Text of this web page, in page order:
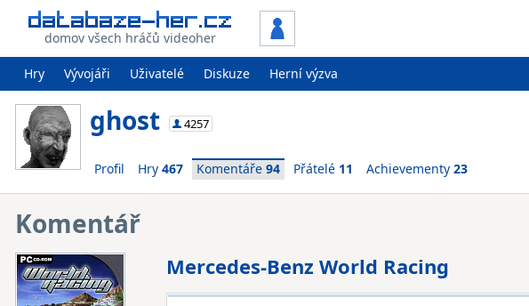
domov všech hráčů videoher
Hry Vývojáři Uživatelé Diskuze Herní výzva
ghost 4257
Profil Hry 467 Komentáře 94 Přátelé 11 Achievementy 23
Komentář
Mercedes-Benz World Racing